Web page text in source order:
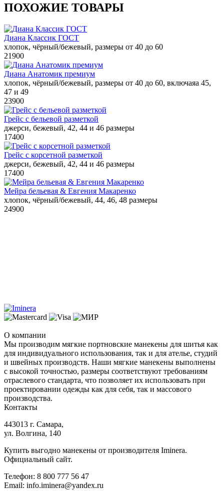
ПОХОЖИЕ ТОВАРЫ
Диана Классик ГОСТ
хлопок, чёрный/бежевый, размеры от 40 до 60
21900
Диана Анатомик премиум
хлопок, чёрный/бежевый, размеры от 40 до 60, включаяа 45,
47 и 49
23900
Грейс с бельевой разметкой
джерси, бежевый, 42, 44 и 46 размеры
17400
Грейс с корсетной разметкой
джерси, бежевый, 42, 44 и 46 размеры
17400
Мейра бельевая & Евгения Макаренко
хлопок, чёрный/бежевый, 44, 46, 48 размеры
24900
О компании
Мы производим мягкие портновские манекены для шитья как
для индивидуального использования, так и для ателье, студий
и швейных производств. Наши мягкие манекены выполнены
с высокой точностью, размеры соответствуют требованиям
отраслевого стандарта, что позволяет их использовать при
проектировании одежды как для себя, так и массового
производства.
Контакты
443013 г. Самара,
ул. Волгина, 140
Купить выгодно манекены от производителя Iminera.
Официальный сайт.
Телефон: 8 800 777 56 47
Email: info.iminera@yandex.ru